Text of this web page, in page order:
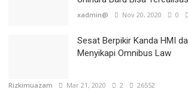
xadmin@ Nov 20, 2020 0
Sesat Berpikir Kanda HMI
Menyikapi Omnibus Law
Rizkimuazam Mar 21, 2020 2 26552